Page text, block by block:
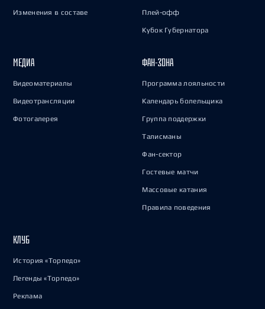
Изменения в составе Плей-офф
Кубок Губернатора
МЕДИА
Видеоматериалы
Видеотрансляции
Фотогалерея
ФАН-ЗОНА
Программа лояльности
Календарь болельщика
Группа поддержки
Талисманы
Фан-сектор
Гостевые матчи
Массовые катания
Правила поведения
КЛУБ
История «Торпедо»
Легенды «Торпедо»
Реклама